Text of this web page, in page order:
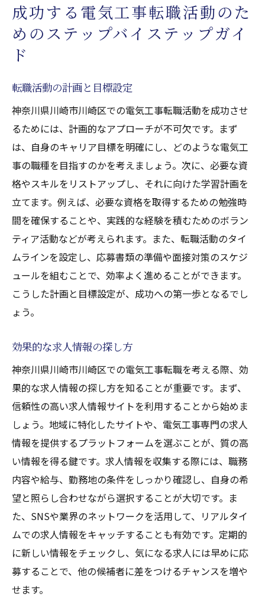
成功する電気工事転職活動のた
めのステップバイステップガイ
ド
転職活動の計画と目標設定
神奈川県川崎市川崎区での電気工事転職活動を成功させ
るためには、計画的なアプローチが不可欠です。まず
は、自身のキャリア目標を明確にし、どのような電気工
事の職種を目指すのかを考えましょう。次に、必要な資
格やスキルをリストアップし、それに向けた学習計画を
立てます。例えば、必要な資格を取得するための勉強時
間を確保することや、実践的な経験を積むためのボラン
ティア活動などが考えられます。また、転職活動のタイ
ムラインを設定し、応募書類の準備や面接対策のスケジ
ュールを組むことで、効率よく進めることができます。
こうした計画と目標設定が、成功への第一歩となるでし
ょう。
効果的な求人情報の探し方
神奈川県川崎市川崎区での電気工事転職を考える際、効
果的な求人情報の探し方を知ることが重要です。まず、
信頼性の高い求人情報サイトを利用することから始めま
しょう。地域に特化したサイトや、電気工事専門の求人
情報を提供するプラットフォームを選ぶことが、質の高
い情報を得る鍵です。求人情報を収集する際には、職務
内容や給与、勤務地の条件をしっかり確認し、自身の希
望と照らし合わせながら選択することが大切です。ま
た、SNSや業界のネットワークを活用して、リアルタイ
ムでの求人情報をキャッチすることも有効です。定期的
に新しい情報をチェックし、気になる求人には早めに応
募することで、他の候補者に差をつけるチャンスを増や
せます。